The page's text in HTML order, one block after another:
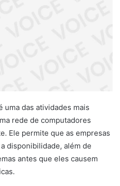
uma das atividades mais
rede de computadores
Ele permite que as empresas
disponibilidade, além de
antes que eles causem